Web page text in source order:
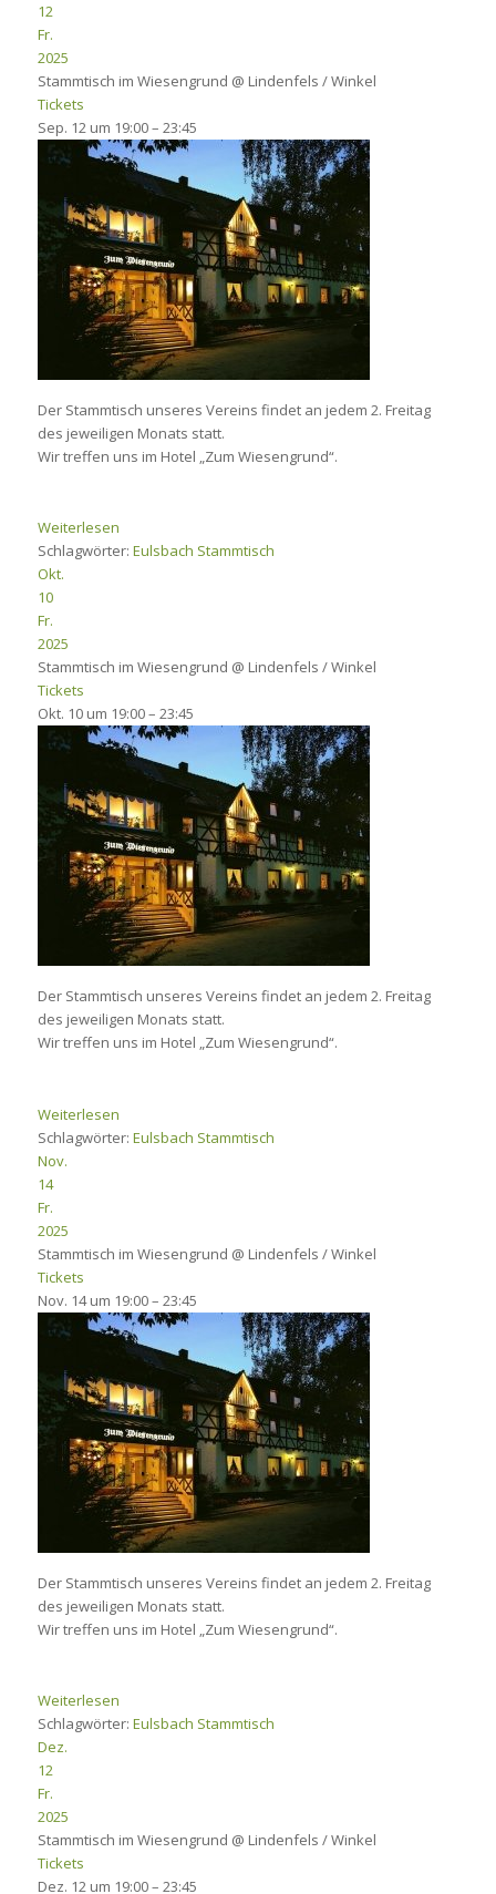
12
Fr.
2025
Stammtisch im Wiesengrund @ Lindenfels / Winkel
Tickets
Sep. 12 um 19:00 – 23:45
Der Stammtisch unseres Vereins findet an jedem 2. Freitag
des jeweiligen Monats statt.
Wir treffen uns im Hotel „Zum Wiesengrund“.
Weiterlesen
Schlagwörter: Eulsbach Stammtisch
Okt.
10
Fr.
2025
Stammtisch im Wiesengrund @ Lindenfels / Winkel
Tickets
Okt. 10 um 19:00 – 23:45
Der Stammtisch unseres Vereins findet an jedem 2. Freitag
des jeweiligen Monats statt.
Wir treffen uns im Hotel „Zum Wiesengrund“.
Weiterlesen
Schlagwörter: Eulsbach Stammtisch
Nov.
14
Fr.
2025
Stammtisch im Wiesengrund @ Lindenfels / Winkel
Tickets
Nov. 14 um 19:00 – 23:45
Der Stammtisch unseres Vereins findet an jedem 2. Freitag
des jeweiligen Monats statt.
Wir treffen uns im Hotel „Zum Wiesengrund“.
Weiterlesen
Schlagwörter: Eulsbach Stammtisch
Dez.
12
Fr.
2025
Stammtisch im Wiesengrund @ Lindenfels / Winkel
Tickets
Dez. 12 um 19:00 – 23:45